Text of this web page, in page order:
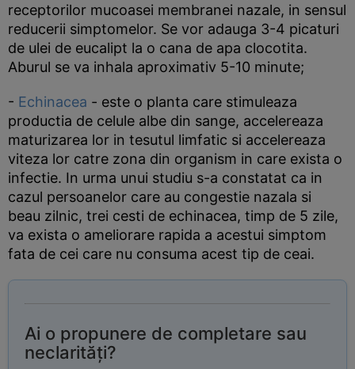
receptorilor mucoasei membranei nazale, in sensul
reducerii simptomelor. Se vor adauga 3-4 picaturi
de ulei de eucalipt la o cana de apa clocotita.
Aburul se va inhala aproximativ 5-10 minute;
- Echinacea - este o planta care stimuleaza
productia de celule albe din sange, accelereaza
maturizarea lor in tesutul limfatic si accelereaza
viteza lor catre zona din organism in care exista o
infectie. In urma unui studiu s-a constatat ca in
cazul persoanelor care au congestie nazala si
beau zilnic, trei cesti de echinacea, timp de 5 zile,
va exista o ameliorare rapida a acestui simptom
fata de cei care nu consuma acest tip de ceai.
Ai o propunere de completare sau
neclarități?